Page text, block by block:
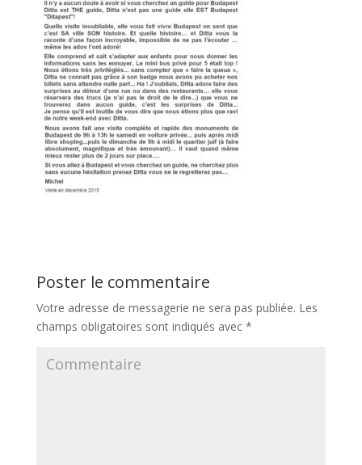
Poster le commentaire
Votre adresse de messagerie ne sera pas publiée. Les
champs obligatoires sont indiqués avec *